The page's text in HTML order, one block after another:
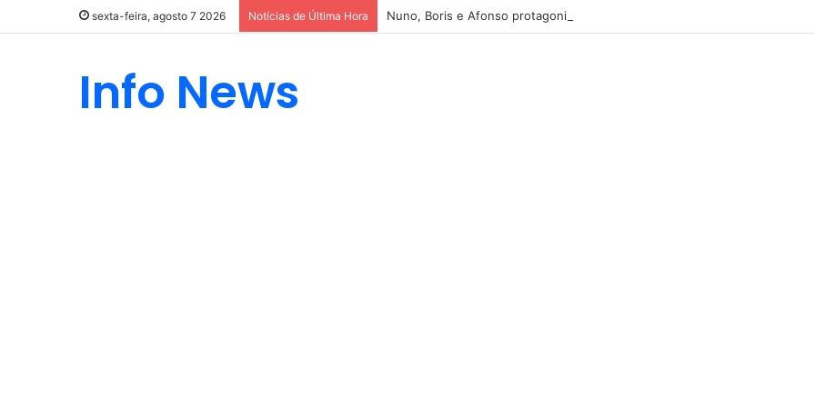
sexta-feira, agosto 7 2026 Notícias de Última Hora Nuno, Boris e Afonso protagonizam dança sensual
Info News